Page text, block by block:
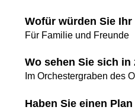
Wofür würden Sie
Für Familie und Freunde
Wo sehen Sie sich in
Im Orchestergraben des
Haben Sie einen Plan